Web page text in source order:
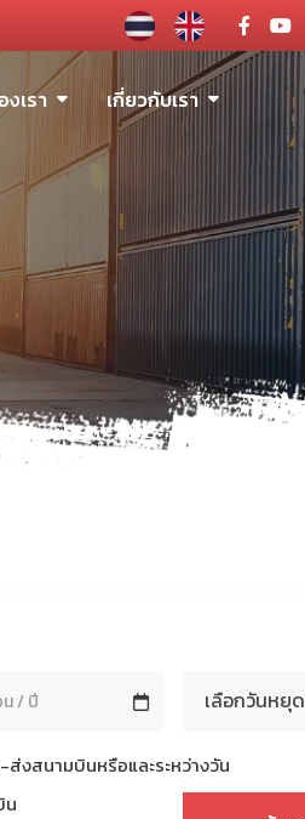
เรา เกี่ยวกับเรา
เลือกวันหยุ
งสนามบินหรือและระหว่างวัน
น